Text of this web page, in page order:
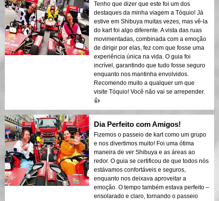
Tenho que dizer que este foi um dos
destaques da minha viagem a Tóquio! Já
estive em Shibuya muitas vezes, mas vê-la
do kart foi algo diferente. A vista das ruas
movimentadas, combinada com a emoção
de dirigir por elas, fez com que fosse uma
experiência única na vida. O guia foi
incrível, garantindo que tudo fosse seguro
enquanto nos mantinha envolvidos.
Recomendo muito a qualquer um que
visite Tóquio! Você não vai se arrepender.
👍
Dia Perfeito com Amigos!
Fizemos o passeio de kart como um grupo
e nos divertimos muito! Foi uma ótima
maneira de ver Shibuya e as áreas ao
redor. O guia se certificou de que todos nós
estávamos confortáveis e seguros,
enquanto nos deixava aproveitar a
emoção. O tempo também estava perfeito –
ensolarado e claro, tornando o passeio